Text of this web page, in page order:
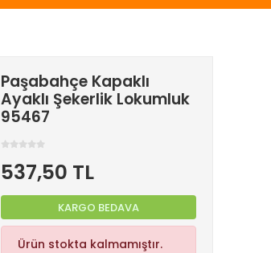
Paşabahçe Kapaklı
Ayaklı Şekerlik Lokumluk
95467
537,50 TL
KARGO BEDAVA
Ürün stokta kalmamıştır.